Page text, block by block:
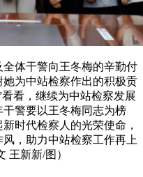
体干警向王冬梅的辛勤付
为中站检察作出的积极贡
看，继续为中站检察发展
警要以王冬梅同志为榜
时代检察人的光荣使命，
，助力中站检察工作再上
王新新/图）